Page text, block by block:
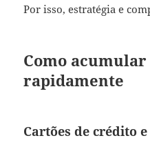
Por isso, estratégia e
Como
rapidamente
Cartões de crédito